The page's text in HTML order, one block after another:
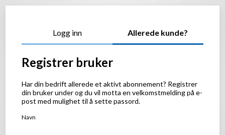
Logg inn Allerede kunde?
Registrer bruker
Har din bedrift allerede et aktivt abonnement? Registrer
din bruker under og du vil motta en velkomstmelding på e-
post med mulighet til å sette passord.
Navn